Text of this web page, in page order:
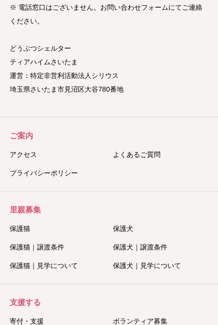
※ 電話窓口はございません。お問い合わせフォームにてご連絡
ください。
どうぶつシェルター
ティアハイムさいたま
運営：特定非営利活動法人シリウス
埼玉県さいたま市見沼区大谷780番地
ご案内
アクセス よくあるご質問
プライバシーポリシー
里親募集
保護猫 保護犬
保護猫｜譲渡条件 保護犬｜譲渡条件
保護猫｜見学について 保護犬｜見学について
支援する
寄付・支援 ボランティア募集